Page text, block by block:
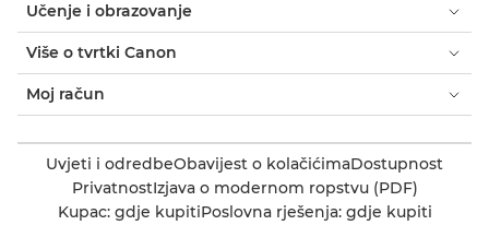
Učenje i obrazovanje
Više o tvrtki Canon
Moj račun
Uvjeti i odredbeObavijest o kolačićimaDostupnost
PrivatnostIzjava o modernom ropstvu (PDF)
Kupac: gdje kupitiPoslovna rješenja: gdje kupiti